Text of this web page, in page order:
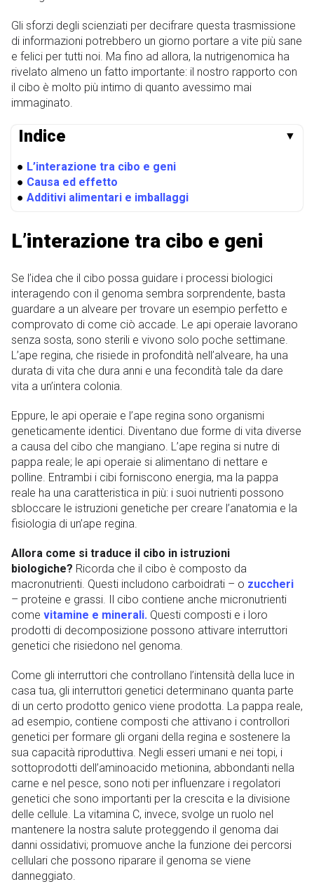
Gli sforzi degli scienziati per decifrare questa trasmissione
di informazioni potrebbero un giorno portare a vite più sane
e felici per tutti noi. Ma fino ad allora, la nutrigenomica ha
rivelato almeno un fatto importante: il nostro rapporto con
il cibo è molto più intimo di quanto avessimo mai
immaginato.
Indice ▼
● L’interazione tra cibo e geni
● Causa ed effetto
● Additivi alimentari e imballaggi
L’interazione tra cibo e geni
Se l’idea che il cibo possa guidare i processi biologici
interagendo con il genoma sembra sorprendente, basta
guardare a un alveare per trovare un esempio perfetto e
comprovato di come ciò accade. Le api operaie lavorano
senza sosta, sono sterili e vivono solo poche settimane.
L’ape regina, che risiede in profondità nell’alveare, ha una
durata di vita che dura anni e una fecondità tale da dare
vita a un’intera colonia.
Eppure, le api operaie e l’ape regina sono organismi
geneticamente identici. Diventano due forme di vita diverse
a causa del cibo che mangiano. L’ape regina si nutre di
pappa reale; le api operaie si alimentano di nettare e
polline. Entrambi i cibi forniscono energia, ma la pappa
reale ha una caratteristica in più: i suoi nutrienti possono
sbloccare le istruzioni genetiche per creare l’anatomia e la
fisiologia di un’ape regina.
Allora come si traduce il cibo in istruzioni
biologiche? Ricorda che il cibo è composto da
macronutrienti. Questi includono carboidrati – o zuccheri
– proteine ​​e grassi. Il cibo contiene anche micronutrienti
come vitamine e minerali. Questi composti e i loro
prodotti di decomposizione possono attivare interruttori
genetici che risiedono nel genoma.
Come gli interruttori che controllano l’intensità della luce in
casa tua, gli interruttori genetici determinano quanta parte
di un certo prodotto genico viene prodotta. La pappa reale,
ad esempio, contiene composti che attivano i controllori
genetici per formare gli organi della regina e sostenere la
sua capacità riproduttiva. Negli esseri umani e nei topi, i
sottoprodotti dell’aminoacido metionina, abbondanti nella
carne e nel pesce, sono noti per influenzare i regolatori
genetici che sono importanti per la crescita e la divisione
delle cellule. La vitamina C, invece, svolge un ruolo nel
mantenere la nostra salute proteggendo il genoma dai
danni ossidativi; promuove anche la funzione dei percorsi
cellulari che possono riparare il genoma se viene
danneggiato.